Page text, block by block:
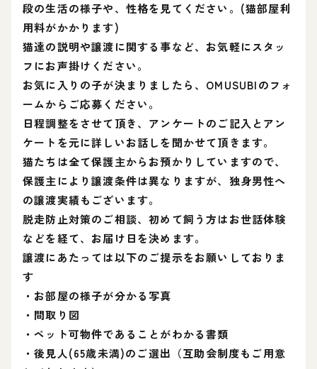
段の生活の様子や、性格を見てください。(猫部屋利
用料がかかります)
猫達の説明や譲渡に関する事など、お気軽にスタッ
フにお声掛けください。
お気に入りの子が決まりましたら、OMUSUBIのフォ
ームからご応募ください。
日程調整をさせて頂き、アンケートのご記入とアン
ケートを元に詳しいお話しを聞かせて頂きます。
猫たちは全て保護主からお預かりしていますので、
保護主により譲渡条件は異なりますが、独身男性へ
の譲渡実績もございます。
脱走防止対策のご相談、初めて飼う方はお世話体験
などを経て、お届け日を決めます。
譲渡にあたっては以下のご提示をお願いしておりま
す
・お部屋の様子が分かる写真
・間取り図
・ペット可物件であることがわかる書類
・後見人(65歳未満)のご選出（互助会制度もご用意